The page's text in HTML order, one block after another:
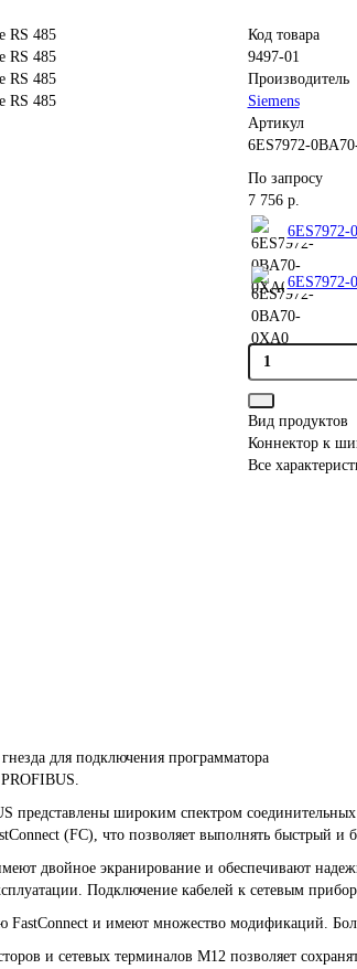
Код товара
9497-01
Производитель
Siemens
Артикул
6ES7972-
По запросу
7 756 р.
6ES7972-
Вид продуктов
Коннектор к
Все
для подключения программатора
представлены широким спектром
(FC), что позволяет выполнять быстрый и
двойное экранирование и обеспечивают
Подключение кабелей к сетевым
FastConnect и имеют множество модификаций.
и сетевых терминалов M12 позволяет